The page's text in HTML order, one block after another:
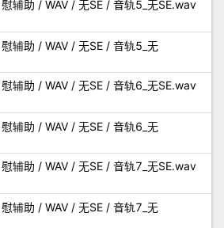
辅助 / WAV / 无SE / 音轨5_无SE.wav
辅助 / WAV / 无SE / 音轨5_无
辅助 / WAV / 无SE / 音轨6_无SE.wav
辅助 / WAV / 无SE / 音轨6_无
辅助 / WAV / 无SE / 音轨7_无SE.wav
辅助 / WAV / 无SE / 音轨7_无